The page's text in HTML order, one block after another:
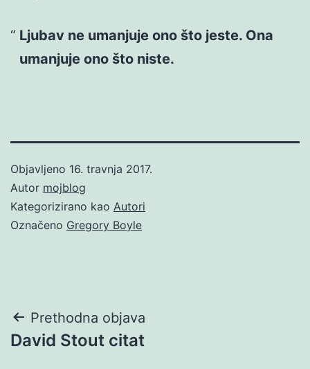
Ljubav ne umanjuje ono što jeste. Ona
umanjuje ono što niste.
Objavljeno 16. travnja 2017.
Autor mojblog
Kategorizirano kao Autori
Označeno Gregory Boyle
Navigacija
objava
Prethodna objava
David Stout citat